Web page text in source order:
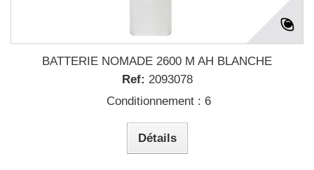
BATTERIE NOMADE 2600 M AH BLANCHE
Ref: 2093078
Conditionnement : 6
Détails